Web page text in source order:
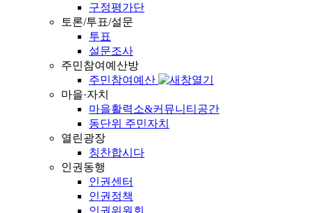
구정평가단
토론/투표/설문
투표
설문조사
주민참여예산방
주민참여예산
마을·자치
마을활력소&커뮤니티공간
동단위 주민자치
열린광장
칭찬합시다
인권동행
인권센터
인권정책
인권위원회